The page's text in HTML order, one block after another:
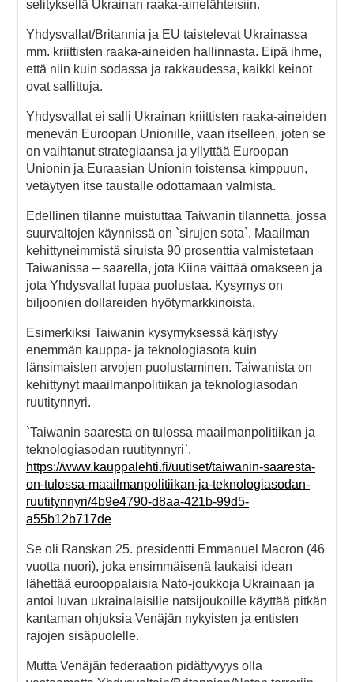
selityksellä Ukrainan raaka-ainelähteisiin.
Yhdysvallat/Britannia ja EU taistelevat Ukrainassa
mm. kriittisten raaka-aineiden hallinnasta. Eipä ihme,
että niin kuin sodassa ja rakkaudessa, kaikki keinot
ovat sallittuja.
Yhdysvallat ei salli Ukrainan kriittisten raaka-aineiden
menevän Euroopan Unionille, vaan itselleen, joten se
on vaihtanut strategiaansa ja yllyttää Euroopan
Unionin ja Euraasian Unionin toistensa kimppuun,
vetäytyen itse taustalle odottamaan valmista.
Edellinen tilanne muistuttaa Taiwanin tilannetta, jossa
suurvaltojen käynnissä on `sirujen sota`. Maailman
kehittyneimmistä siruista 90 prosenttia valmistetaan
Taiwanissa – saarella, jota Kiina väittää omakseen ja
jota Yhdysvallat lupaa puolustaa. Kysymys on
biljoonien dollareiden hyötymarkkinoista.
Esimerkiksi Taiwanin kysymyksessä kärjistyy
enemmän kauppa- ja teknologiasota kuin
länsimaisten arvojen puolustaminen. Taiwanista on
kehittynyt maailmanpolitiikan ja teknologiasodan
ruutitynnyri.
`Taiwanin saaresta on tulossa maailmanpolitiikan ja
teknologiasodan ruutitynnyri`.
https://www.kauppalehti.fi/uutiset/taiwanin-saaresta-
on-tulossa-maailmanpolitiikan-ja-teknologiasodan-
ruutitynnyri/4b9e4790-d8aa-421b-99d5-
a55b12b717de
Se oli Ranskan 25. presidentti Emmanuel Macron (46
vuotta nuori), joka ensimmäisenä laukaisi idean
lähettää eurooppalaisia Nato-joukkoja Ukrainaan ja
antoi luvan ukrainalaisille natsijoukoille käyttää pitkän
kantaman ohjuksia Venäjän nykyisten ja entisten
rajojen sisäpuolelle.
Mutta Venäjän federaation pidättyvyys olla